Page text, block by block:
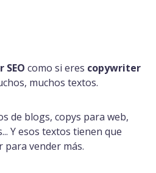
SEO como si eres copywriter
muchos textos.
de blogs, copys para web,
Y esos textos tienen que
para vender más.